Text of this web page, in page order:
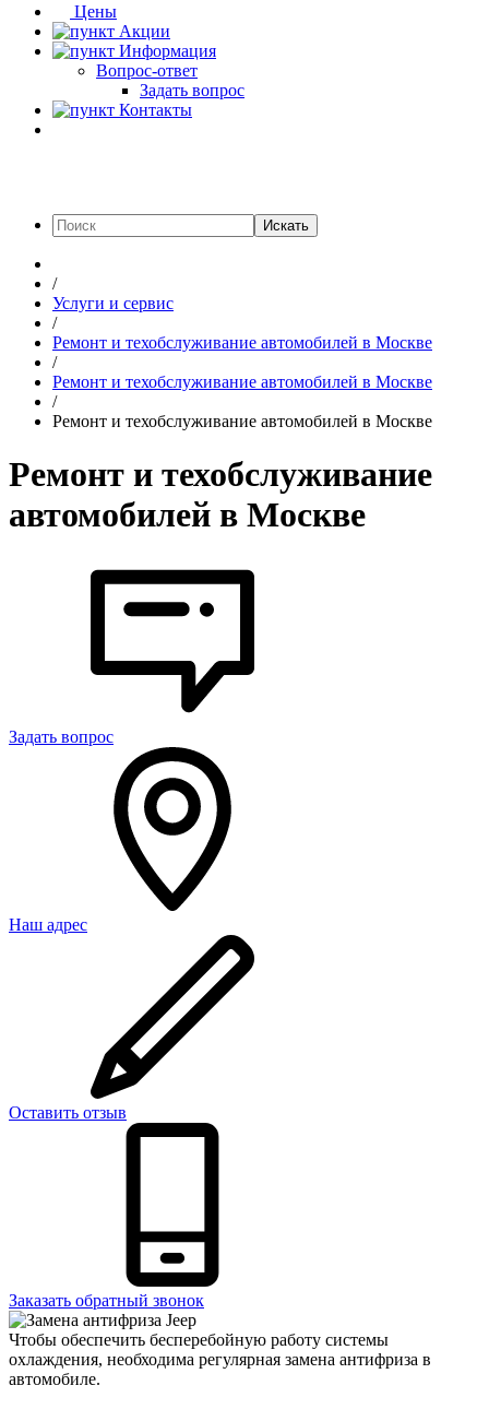
Цены
Акции
Информация
Вопрос-ответ
Задать вопрос
Контакты
Искать
/
Услуги и сервис
/
Ремонт и техобслуживание автомобилей в Москве
/
Ремонт и техобслуживание автомобилей в Москве
/
Ремонт и техобслуживание автомобилей в Москве
Ремонт и техобслуживание
автомобилей в Москве
Задать вопрос
Наш адрес
Оставить отзыв
Заказать обратный звонок
Чтобы обеспечить бесперебойную работу системы
охлаждения, необходима регулярная замена антифриза в
автомобиле.